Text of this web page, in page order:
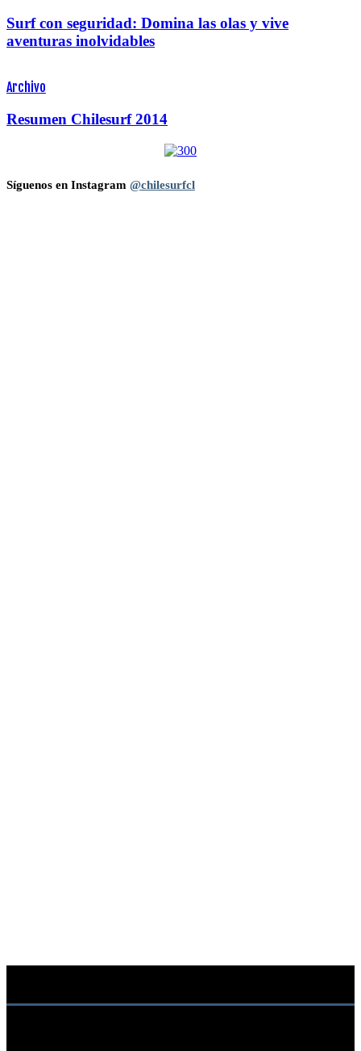
Surf con seguridad: Domina las olas y vive
aventuras inolvidables
Archivo
Resumen Chilesurf 2014
Síguenos en Instagram @chilesurfcl